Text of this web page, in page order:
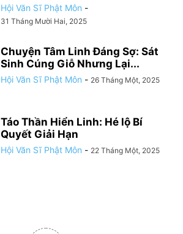
Hội Văn Sĩ Phật Môn -
31 Tháng Mười Hai, 2025
Chuyện Tâm Linh Đáng Sợ: Sát
Sinh Cúng Giỗ Nhưng Lại...
Hội Văn Sĩ Phật Môn - 26 Tháng Một, 2025
Táo Thần Hiển Linh: Hé lộ Bí
Quyết Giải Hạn
Hội Văn Sĩ Phật Môn - 22 Tháng Một, 2025